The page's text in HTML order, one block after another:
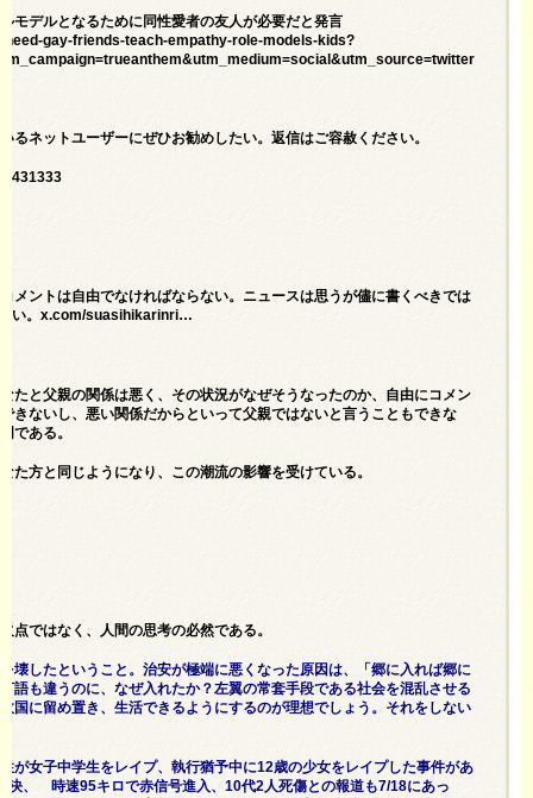
モデルとなるために同性愛者の友人が必要だと発言
gay-friends-teach-empathy-role-models-kids?
るネットユーザーにぜひお勧めしたい。返信はご容赦ください。
メントは自由でなければならない。ニュースは思うが儘に書くべきでは
ない。x.com/suasihikarinri…
たと父親の関係は悪く、その状況がなぜそうなったのか、自由にコメン
きないし、悪い関係だからといって父親ではないと言うこともできな
である。
た方と同じようになり、この潮流の影響を受けている。
点ではなく、人間の思考の必然である。
壊したということ。治安が極端に悪くなった原因は、「郷に入れば郷に
語も違うのに、なぜ入れたか？左翼の常套手段である社会を混乱させる
国に留め置き、生活できるようにするのが理想でしょう。それをしない
が女子中学生をレイプ、執行猶予中に12歳の少女をレイプした事件があ
決、 時速95キロで赤信号進入、10代2人死傷との報道も7/18にあっ